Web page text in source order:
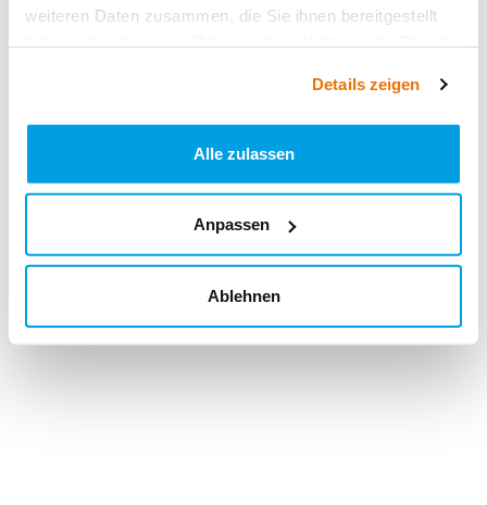
weiteren Daten zusammen, die Sie ihnen bereitgestellt
Details zeigen
Alle zulassen
Anpassen
Ablehnen